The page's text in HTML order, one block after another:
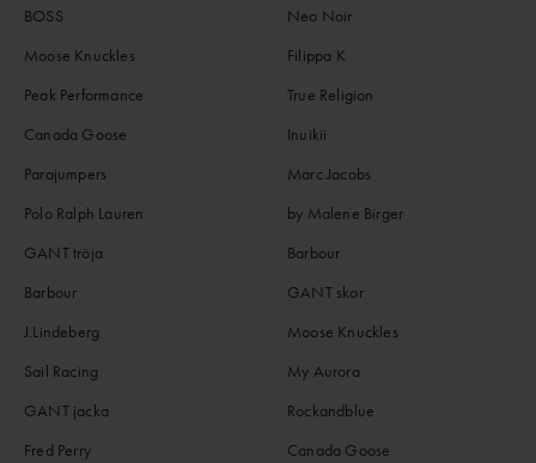
BOSS
Moose Knuckles
Peak Performance
Canada Goose
Parajumpers
Polo Ralph Lauren
GANT tröja
Barbour
J.Lindeberg
Sail Racing
GANT jacka
Fred Perry
Neo Noir
Filippa K
True Religion
Inuikii
Marc Jacobs
by Malene Birger
Barbour
GANT skor
Moose Knuckles
My Aurora
Rockandblue
Canada Goose